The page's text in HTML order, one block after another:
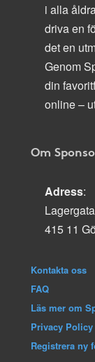
i alla
driva en
det en
Genom
din
online –
Om
Adress:
415 11
Kontakta oss
FAQ
Läs mer om
Privacy Policy
Registrera ny